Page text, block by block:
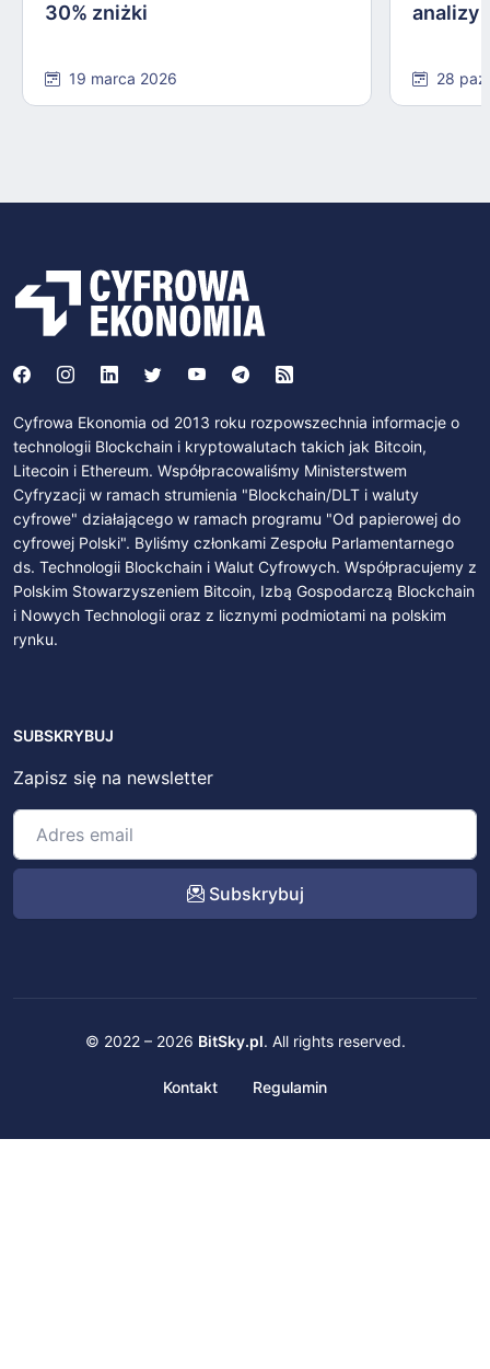
30% zniżki
19 marca 2026
analizy
28
Cyfrowa Ekonomia od 2013 roku rozpowszechnia informacje o
technologii Blockchain i kryptowalutach takich jak Bitcoin,
Litecoin i Ethereum. Współpracowaliśmy Ministerstwem
Cyfryzacji w ramach strumienia "Blockchain/DLT i waluty
cyfrowe" działającego w ramach programu "Od papierowej do
cyfrowej Polski". Byliśmy członkami Zespołu Parlamentarnego
ds. Technologii Blockchain i Walut Cyfrowych. Współpracujemy z
Polskim Stowarzyszeniem Bitcoin, Izbą Gospodarczą Blockchain
i Nowych Technologii oraz z licznymi podmiotami na polskim
rynku.
SUBSKRYBUJ
Zapisz się na newsletter
Subskrybuj
© 2022 – 2026 BitSky.pl. All rights reserved.
Kontakt Regulamin